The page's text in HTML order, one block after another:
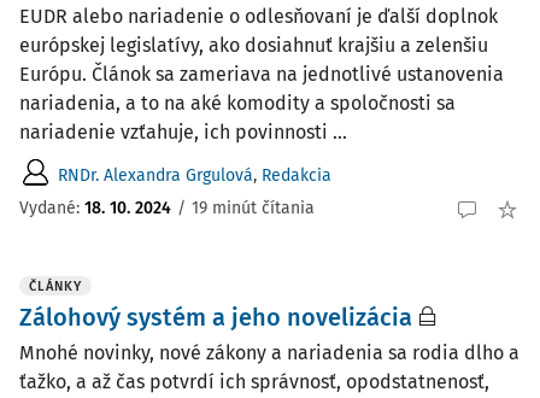
EUDR alebo nariadenie o odlesňovaní je ďalší doplnok
európskej legislatívy, ako dosiahnuť krajšiu a zelenšiu
Európu. Článok sa zameriava na jednotlivé ustanovenia
nariadenia, a to na aké komodity a spoločnosti sa
nariadenie vzťahuje, ich povinnosti ...
RNDr. Alexandra Grgulová, Redakcia
Vydané: 18. 10. 2024 / 19 minút čítania
ČLÁNKY
Zálohový systém a jeho novelizácia
Mnohé novinky, nové zákony a nariadenia sa rodia dlho a
ťažko, a až čas potvrdí ich správnosť, opodstatnenosť,